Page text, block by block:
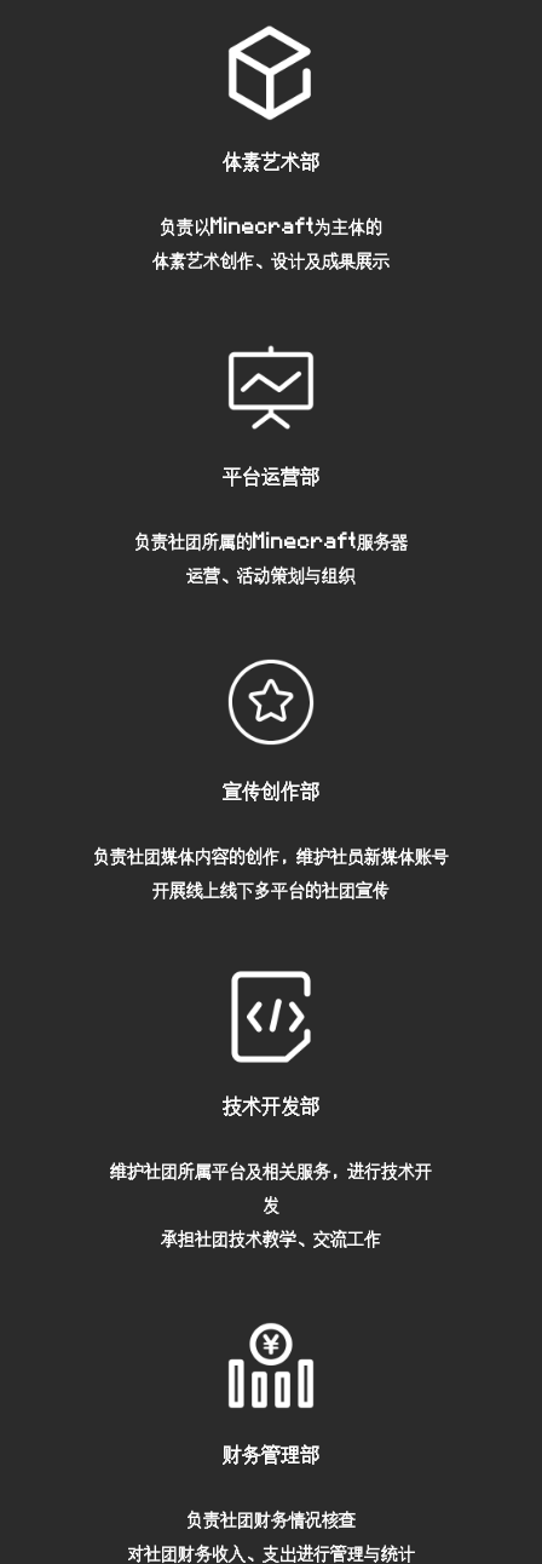
体素艺术部
负责以Minecraft为主体的
体素艺术创作、设计及成果展示
平台运营部
负责社团所属的Minecraft服务器
运营、活动策划与组织
宣传创作部
负责社团媒体内容的创作，维护社员新媒体账号
开展线上线下多平台的社团宣传
技术开发部
维护社团所属平台及相关服务，进行技术开
发
承担社团技术教学、交流工作
财务管理部
负责社团财务情况核查
对社团财务收入、支出进行管理与统计